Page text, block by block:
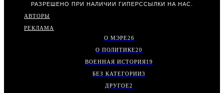
РАЗРЕШЕНО ПРИ НАЛИЧИИ ГИПЕРССЫЛКИ НА НАС.
АВТОРЫ
РЕКЛАМА
О МЭРЕ26
О ПОЛИТИКЕ20
ВОЕННАЯ ИСТОРИЯ19
БЕЗ КАТЕГОРИИ3
ДРУГОЕ2